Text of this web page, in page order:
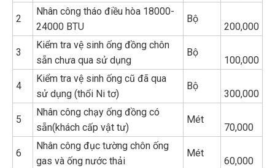
2
Nhân công tháo điều hòa 18000-
24000 BTU
Bộ
200,000
3
Kiểm tra vệ sinh ống đồng chôn
sẵn chưa qua sử dụng
Bộ
100,000
4
Kiểm tra vệ sinh ống cũ đã qua
sử dụng (thổi Ni tơ)
Bộ
300,000
5
Nhân công chạy ống đồng có
sẵn(khách cấp vật tư)
Mét
70,000
6
Nhân công đục tường chôn ống
gas và ống nước thải
Mét
60,000